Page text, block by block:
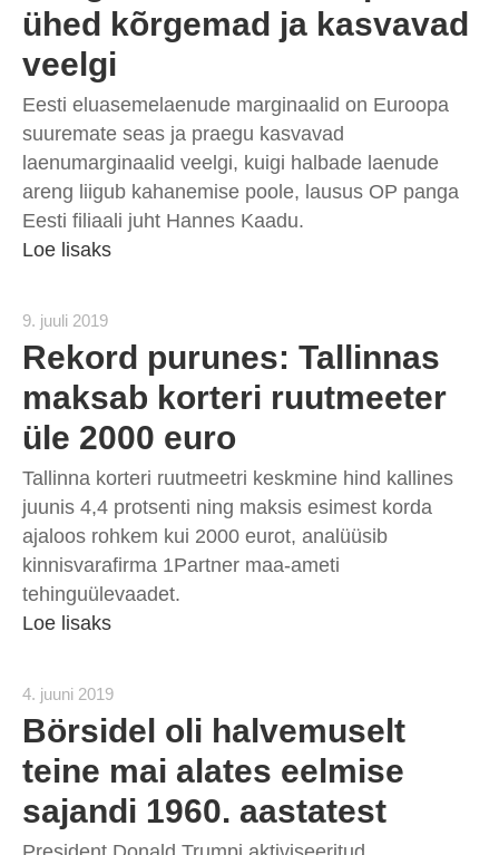
ühed kõrgemad ja kasvavad
veelgi
Eesti eluasemelaenude marginaalid on Euroopa
suuremate seas ja praegu kasvavad
laenumarginaalid veelgi, kuigi halbade laenude
areng liigub kahanemise poole, lausus OP panga
Eesti filiaali juht Hannes Kaadu.
Loe lisaks
9. juuli 2019
Rekord purunes: Tallinnas
maksab korteri ruutmeeter
üle 2000 euro
Tallinna korteri ruutmeetri keskmine hind kallines
juunis 4,4 protsenti ning maksis esimest korda
ajaloos rohkem kui 2000 eurot, analüüsib
kinnisvarafirma 1Partner maa-ameti
tehinguülevaadet.
Loe lisaks
4. juuni 2019
Börsidel oli halvemuselt
teine mai alates eelmise
sajandi 1960. aastatest